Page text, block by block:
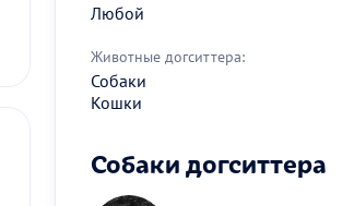
Любой
Животные догситтера:
Собаки
Кошки
Собаки догситтера